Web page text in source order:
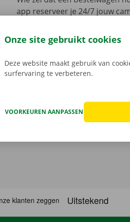
app reserveer je 24/7 jouw
je deze met de digitale sleutel.
aanbod.
Onze site gebruikt cookies
Deze website maakt gebruik van
surfervaring te verbeteren.
VOORKEUREN AANPASSEN